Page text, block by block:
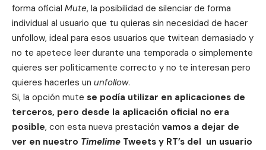
forma oficial Mute, la posibilidad de silenciar de forma
individual al usuario que tu quieras sin necesidad de hacer
unfollow, ideal para esos usuarios que twitean demasiado y
no te apetece leer durante una temporada o simplemente
quieres ser políticamente correcto y no te interesan pero
quieres hacerles un unfollow.
Si, la opción mute se podía utilizar en aplicaciones de
terceros, pero desde la aplicación oficial no era
posible, con esta nueva prestación vamos a dejar de
ver en nuestro Timelime Tweets y RT’s del un usuario